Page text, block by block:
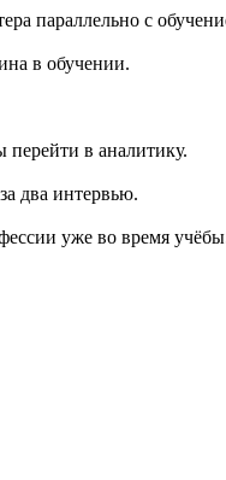
параллельно с
в обучении.
в аналитику.
два интервью.
уже во время